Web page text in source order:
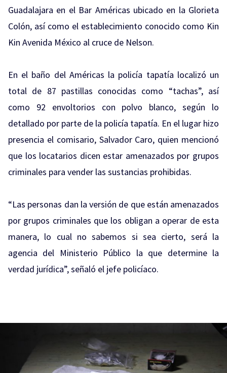
Guadalajara en el Bar Américas ubicado en la Glorieta
Colón, así como el establecimiento conocido como Kin
Kin Avenida México al cruce de Nelson.
En el baño del Américas la policía tapatía localizó un
total de 87 pastillas conocidas como “tachas”, así
como 92 envoltorios con polvo blanco, según lo
detallado por parte de la policía tapatía. En el lugar hizo
presencia el comisario, Salvador Caro, quien mencionó
que los locatarios dicen estar amenazados por grupos
criminales para vender las sustancias prohibidas.
“Las personas dan la versión de que están amenazados
por grupos criminales que los obligan a operar de esta
manera, lo cual no sabemos si sea cierto, será la
agencia del Ministerio Público la que determine la
verdad jurídica”, señaló el jefe policíaco.